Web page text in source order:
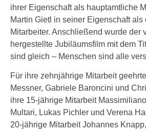
ihrer Eigenschaft als hauptamtliche
Martin Gietl in seiner Eigenschaft
Mitarbeiter. Anschließend wurde der
hergestellte Jubiläumsfilm mit dem
sind gleich – Menschen sind alle
Für ihre zehnjährige Mitarbeit
Messner, Gabriele Baroncini und
ihre 15-jährige Mitarbeit
Multari, Lukas Pichler und Verena
20-jährige Mitarbeit Johannes